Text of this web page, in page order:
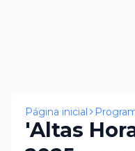
Página inicial
'Altas